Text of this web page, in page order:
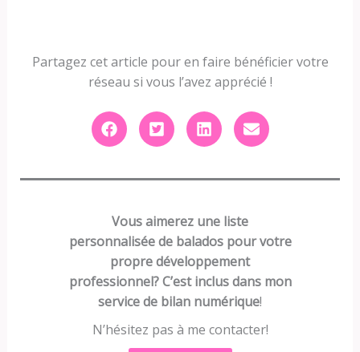
Partagez cet article pour en faire bénéficier votre
réseau si vous l’avez apprécié !
Vous aimerez une liste
personnalisée de balados pour votre
propre développement
professionnel? C’est inclus dans mon
service de bilan numérique!
N’hésitez pas à me contacter!